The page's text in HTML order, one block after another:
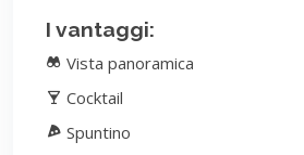
I vantaggi:
Vista panoramica
Cocktail
Spuntino